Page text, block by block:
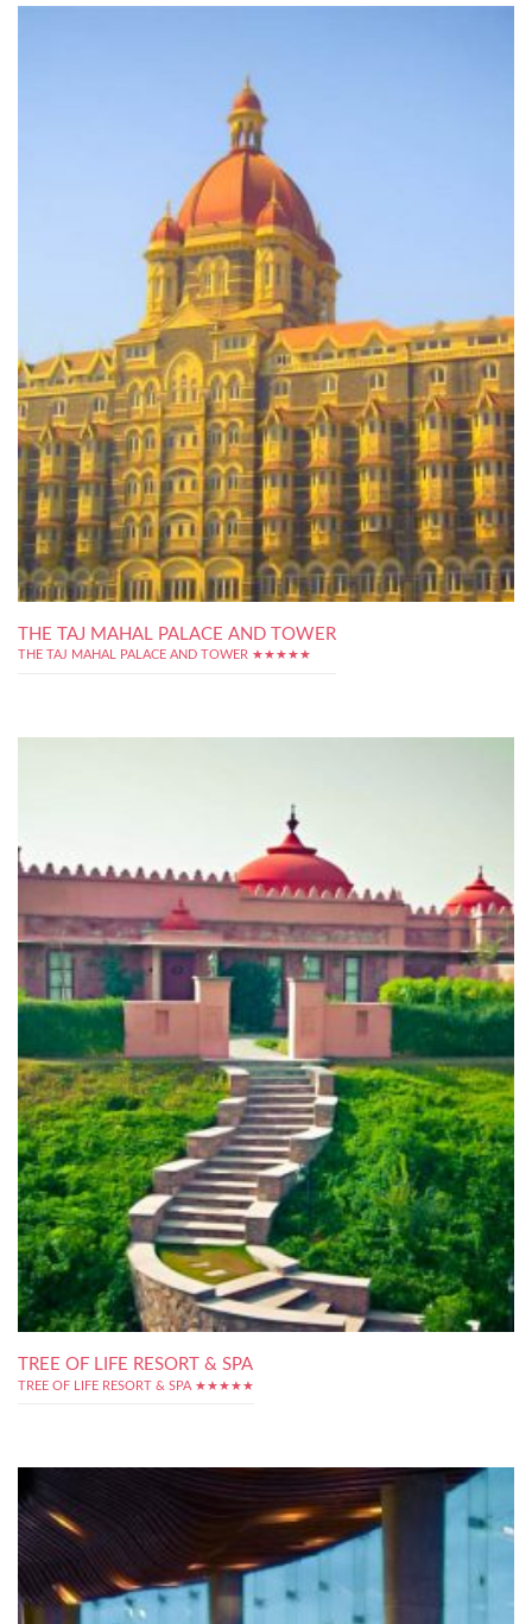
THE TAJ MAHAL PALACE AND TOWER
THE TAJ MAHAL PALACE AND TOWER ★★★★★
TREE OF LIFE RESORT & SPA
TREE OF LIFE RESORT & SPA ★★★★★